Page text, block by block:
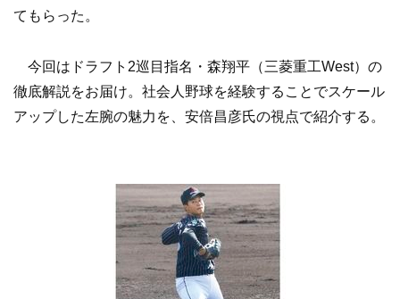
てもらった。
今回はドラフト2巡目指名・森翔平（三菱重工West）の
徹底解説をお届け。社会人野球を経験することでスケール
アップした左腕の魅力を、安倍昌彦氏の視点で紹介する。